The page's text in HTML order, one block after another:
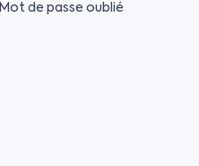
Mot de passe oublié